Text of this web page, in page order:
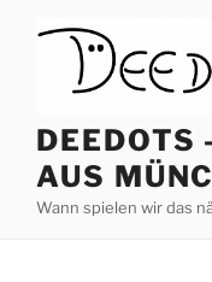
Inhalt
DEEDOTS
AUS
Wann spielen wir das